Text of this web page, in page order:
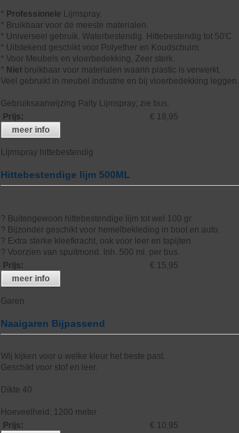
* Professionele Lijmspray.
* Bruikbaar voor de meeste materialen.
* Universeel gebruik. Waterbestendig. Hittebestendig tot 50'C
* Uitstekend geschikt voor Polyether en Koudschuim.
* Voor Meubels en vloerbedekking, Zeer sterk.
* Niet bruikbaar voor materialen waarin plastic is verwerkt.
Veel gebruikt in meubel industrie en bij vloerbedekking leggen.
Gebruiksaanwijzing Palty Lijmspray; zie bus.
Prijs:
€ 18,95
meer info
Lijmspray hittebestendig
Hittebestendige lijm 500ML
? Buitengewoon hittebestendige lijm tot wel 100 gr.
? Bijzonder geschikt voor hemelbekleding in boot en auto.
? Extra sterke kleefkracht, ook voor leer en tapijten.
? Voorzien van spuitmond. Inh. 500 ml. per bus.
Prijs:
€ 15,95
meer info
Garen
Naaigaren Bijpassend
Wij kijken voor u welke kleur het beste past.
Geschikt voor stof en leer.
Dikte 40
Hoeveelheid: 1200 meter
Prijs:
€ 10,95